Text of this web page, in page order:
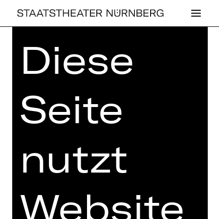
Home>Kaufen
2026/2027> Schauspielhaus-Abo
Samstag: I
SAMSTAG: I
Preisklassen Erw.:
I 211,20 €
III 155,40 €
IV 118,20 €
Diese
Seite
nutzt
Website